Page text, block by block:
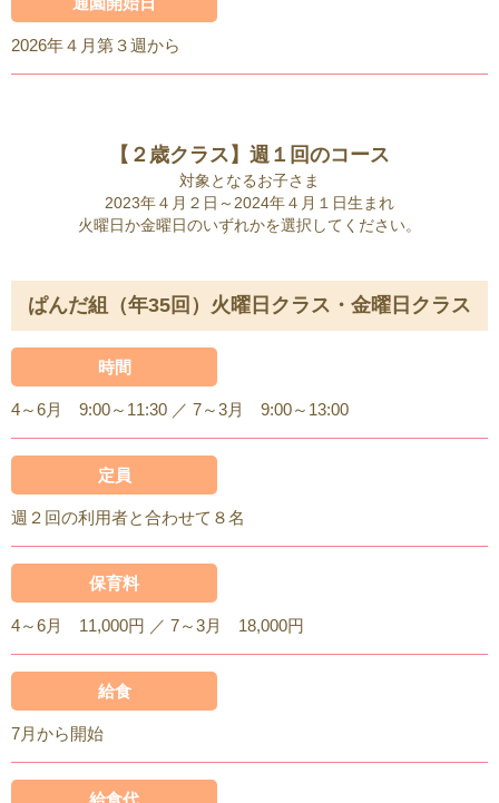
2026年４月第３週から
【２歳クラス】週１回のコース
対象となるお子さま
2023年４月２日～2024年４月１日生まれ
火曜日か金曜日のいずれかを選択してください。
ぱんだ組（年35回）火曜日クラス・金曜日クラス
時間
4～6月 9:00～11:30 ／ 7～3月 9:00～13:00
定員
週２回の利用者と合わせて８名
保育料
4～6月 11,000円 ／ 7～3月 18,000円
給食
7月から開始
給食代